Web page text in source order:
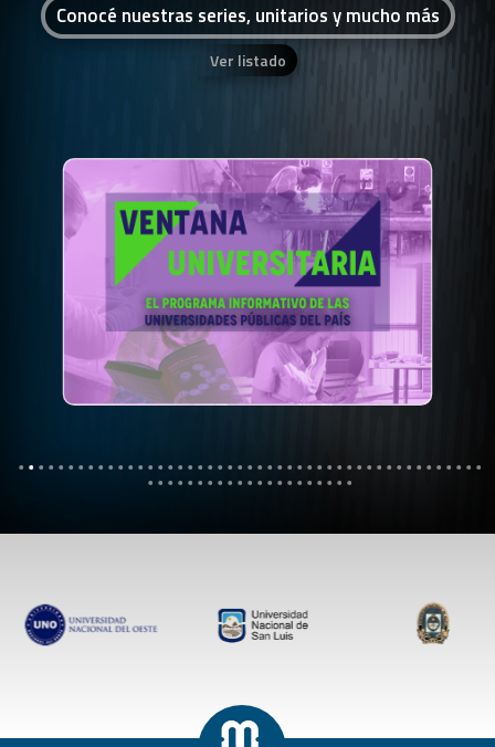
Conocé nuestras series, unitarios y mucho más
Ver listado